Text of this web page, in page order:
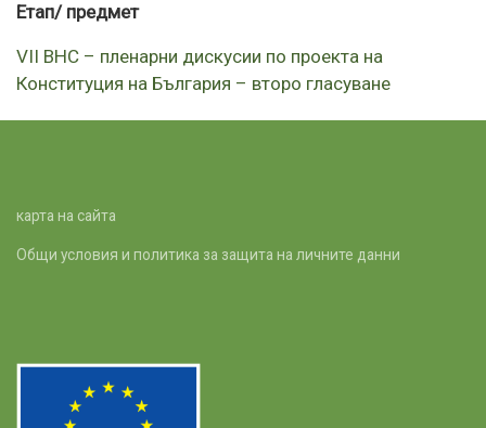
Етап/ предмет
VII ВНС – пленарни дискусии по проекта на
Конституция на България – второ гласуване
карта на сайта
Общи условия и политика за защита на личните данни